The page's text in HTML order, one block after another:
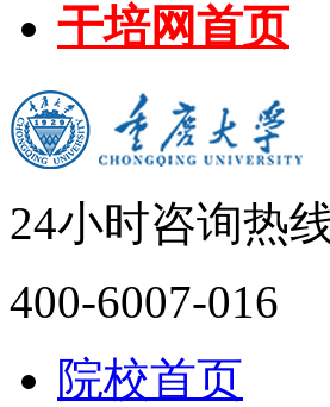
干培网首页
24小时咨询热
400-6007-016
院校首页